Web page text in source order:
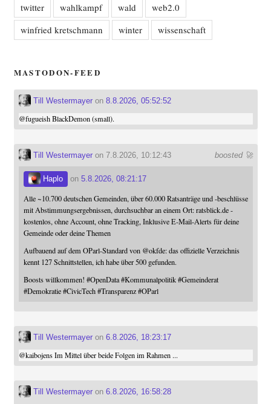
twitter
wahlkampf wald
web2.0
winfried kretschmann
winter wissenschaft
MASTODON-FEED
Till Westermayeron 8.8.2026, 05:52:52
@fugueishBlackDemon (small).
boosted 🚀
Till Westermayeron 7.8.2026, 10:12:43
Haplo on 5.8.2026, 08:21:17
Alle ~10.700 deutschen Gemeinden, über 60.000 Ratsanträge und -beschlüsse
mit Abstimmungsergebnissen, durchsuchbar an einem Ort: ratsblick.de -
kostenlos, ohne Account, ohne Tracking, Inklusive E-Mail-Alerts für deine
Gemeinde oder deine Themen
Aufbauend auf dem OParl-Standard von @okfde: das offizielle Verzeichnis
kennt 127 Schnittstellen, ich habe über 500 gefunden.
Boosts willkommen! #OpenData #Kommunalpolitik #Gemeinderat
#Demokratie #CivicTech #Transparenz #OParl
Till Westermayeron 6.8.2026, 18:23:17
@kaibojensIm Mittel über beide Folgen im Rahmen ...
Till Westermayeron 6.8.2026, 16:58:28